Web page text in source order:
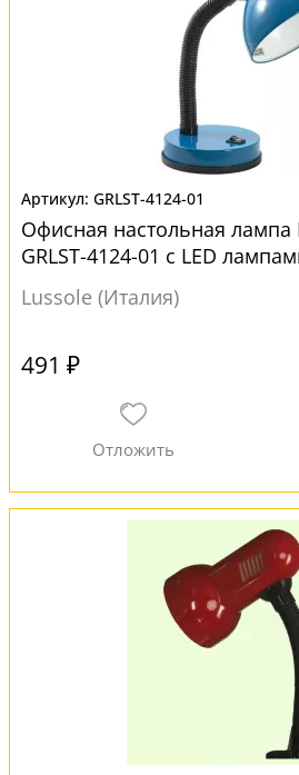
GRLST-4124-01
Офисная настольная лампа
GRLST-4124-01 с LED
Lussole (Италия)
491 ₽